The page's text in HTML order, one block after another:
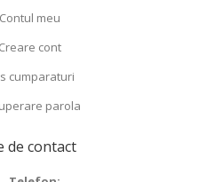
Contul meu
Creare cont
cumparaturi
parola
de contact